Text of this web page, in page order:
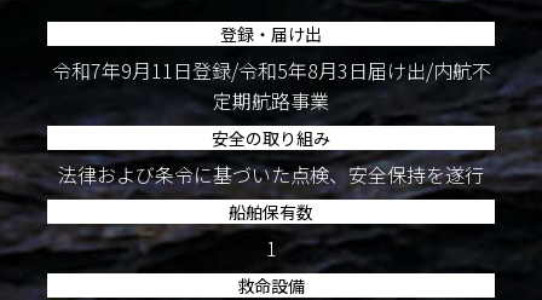
登録・届け出
令和7年9月11日登録/令和5年8月3日届け出/内航不
定期航路事業
安全の取り組み
法律および条令に基づいた点検、安全保持を遂行
船舶保有数
1
救命設備